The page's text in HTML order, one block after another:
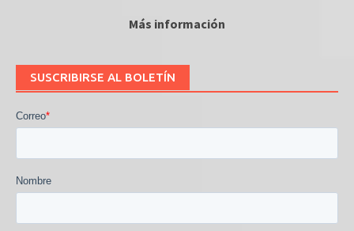
Más información
SUSCRIBIRSE AL BOLETÍN